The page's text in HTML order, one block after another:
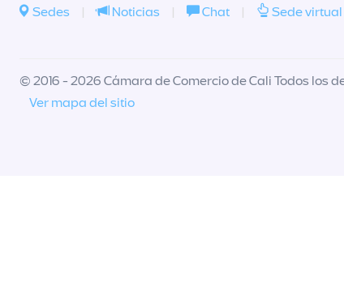
Sedes | Noticias | Chat | Sede virtual
© 2016 - 2026 Cámara de Comercio de Cali Todos los
Ver mapa del sitio